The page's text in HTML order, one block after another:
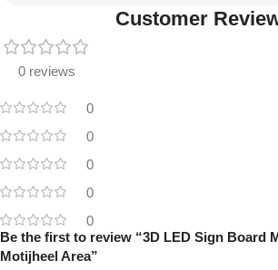
Customer
0 reviews
0
0
0
0
0
Be the first to review “3D LED Sign Board
Motijheel Area”